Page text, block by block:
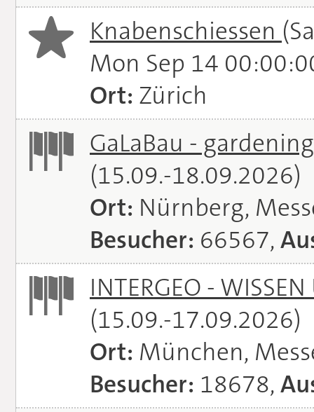
Knabenschiessen
Mon Sep 14
Ort: Zürich
GaLaBau -
(15.09.-18.09.2026)
Ort: Nürnberg,
Besucher: 66567,
INTERGEO -
(15.09.-17.09.2026)
Ort: München,
Besucher: 18678,